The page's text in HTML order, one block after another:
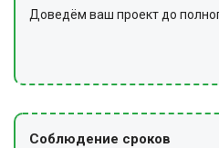
Доведём ваш проект до
Соблюдение сроков